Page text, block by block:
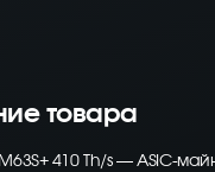
товара
410 Th/s — ASIC-